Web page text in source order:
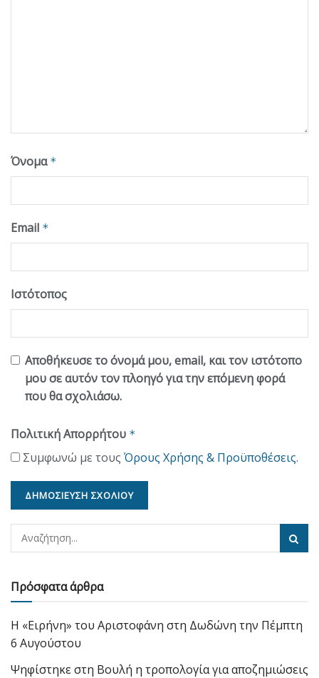
Όνομα *
Email *
Ιστότοπος
Αποθήκευσε το όνομά μου, email, και τον ιστότοπο
μου σε αυτόν τον πλοηγό για την επόμενη φορά
που θα σχολιάσω.
Πολιτική Απορρήτου *
Συμφωνώ με τους Όρους Χρήσης & Προϋποθέσεις.
Πρόσφατα άρθρα
Η «Ειρήνη» του Αριστοφάνη στη Δωδώνη την Πέμπτη
6 Αυγούστου
Ψηφίστηκε στη Βουλή η τροπολογία για αποζημιώσεις